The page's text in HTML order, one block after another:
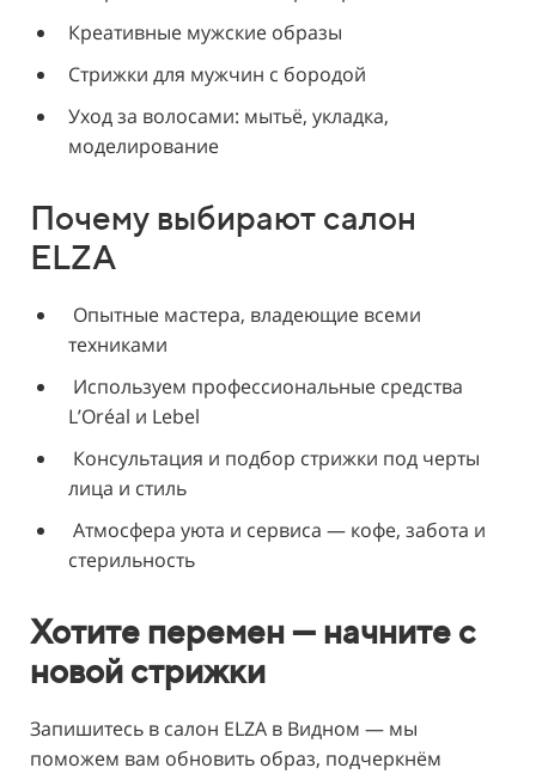
Креативные мужские образы
Стрижки для мужчин с бородой
Уход за волосами: мытьё, укладка,
моделирование
Почему выбирают салон
ELZA
Опытные мастера, владеющие всеми
техниками
Используем профессиональные средства
L’Oréal и Lebel
Консультация и подбор стрижки под черты
лица и стиль
Атмосфера уюта и сервиса — кофе, забота и
стерильность
Хотите перемен — начните с
новой стрижки
Запишитесь в салон ELZA в Видном — мы
поможем вам обновить образ, подчеркнём